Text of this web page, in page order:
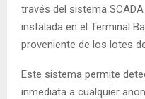
través del sistema
instalada en el Terminal
proveniente de los lotes
Este sistema permite
inmediata a cualquier